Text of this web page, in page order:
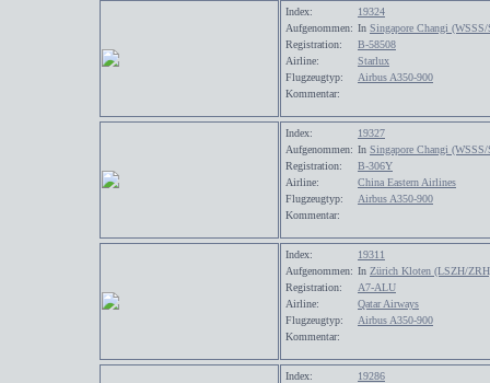
Index:
19324
Aufgenommen: In Singapore Changi
Registration:
B-58508
Airline:
Starlux
Flugzeugtyp:
Airbus A350-900
Kommentar:
Index:
19327
Aufgenommen: In Singapore Changi
Registration:
B-306Y
Airline:
China Eastern Airlines
Flugzeugtyp:
Airbus A350-900
Kommentar:
Index:
19311
Aufgenommen: In Zürich Kloten (LSZH/
Registration:
A7-ALU
Airline:
Qatar Airways
Flugzeugtyp:
Airbus A350-900
Kommentar:
Index:
19286